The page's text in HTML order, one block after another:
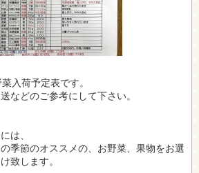
入荷予定表です。
などのご参考にして下さい。
は、
季節のオススメの、お野菜、果物をお選
致します。